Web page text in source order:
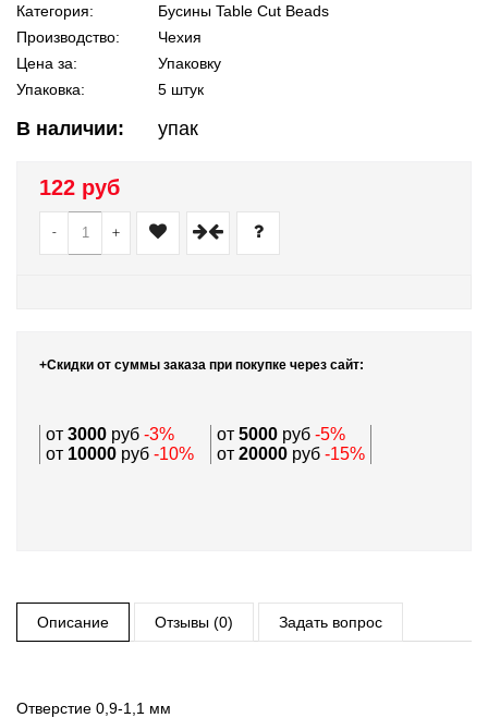
Категория:
Бусины Table Cut Beads
Производство:
Чехия
Цена за:
Упаковку
Упаковка:
5 штук
В наличии: упак
122 руб
- +
+Скидки от суммы заказа при покупке через сайт:
от 3000 руб -3% от 5000 руб -5%
от 10000 руб -10% от 20000 руб -15%
Описание Отзывы (0) Задать вопрос
Отверстие 0,9-1,1 мм